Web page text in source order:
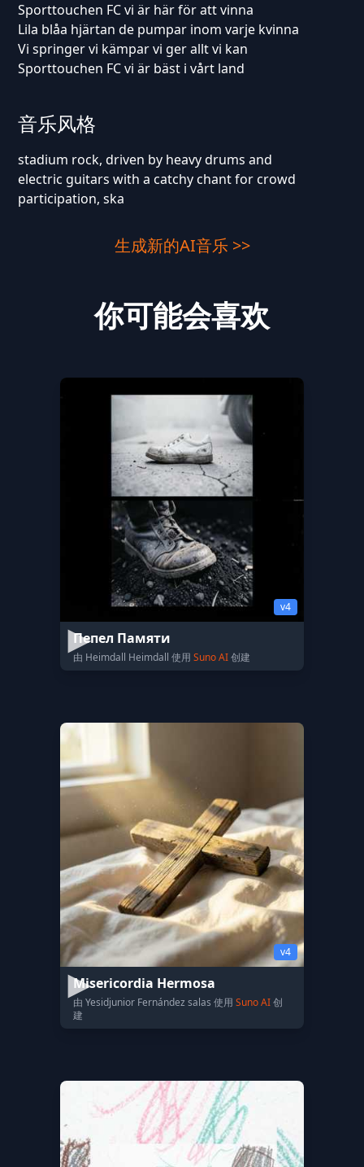
Sporttouchen FC vi är här för att vinna
Lila blåa hjärtan de pumpar inom varje kvinna
Vi springer vi kämpar vi ger allt vi kan
Sporttouchen FC vi är bäst i vårt land
音乐风格
stadium rock, driven by heavy drums and
electric guitars with a catchy chant for crowd
participation, ska
生成新的AI音乐 >>
你可能会喜欢
v4
Пепел Памяти
由 Heimdall Heimdall 使用 Suno AI创建
v4
Misericordia Hermosa
由 Yesidjunior Fernández salas 使用 Suno AI创
建